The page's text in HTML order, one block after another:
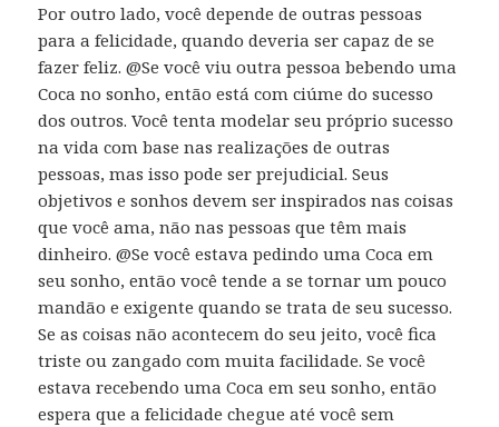
Por outro lado, você depende de outras pessoas
para a felicidade, quando deveria ser capaz de se
fazer feliz. @Se você viu outra pessoa bebendo uma
Coca no sonho, então está com ciúme do sucesso
dos outros. Você tenta modelar seu próprio sucesso
na vida com base nas realizações de outras
pessoas, mas isso pode ser prejudicial. Seus
objetivos e sonhos devem ser inspirados nas coisas
que você ama, não nas pessoas que têm mais
dinheiro. @Se você estava pedindo uma Coca em
seu sonho, então você tende a se tornar um pouco
mandão e exigente quando se trata de seu sucesso.
Se as coisas não acontecem do seu jeito, você fica
triste ou zangado com muita facilidade. Se você
estava recebendo uma Coca em seu sonho, então
espera que a felicidade chegue até você sem